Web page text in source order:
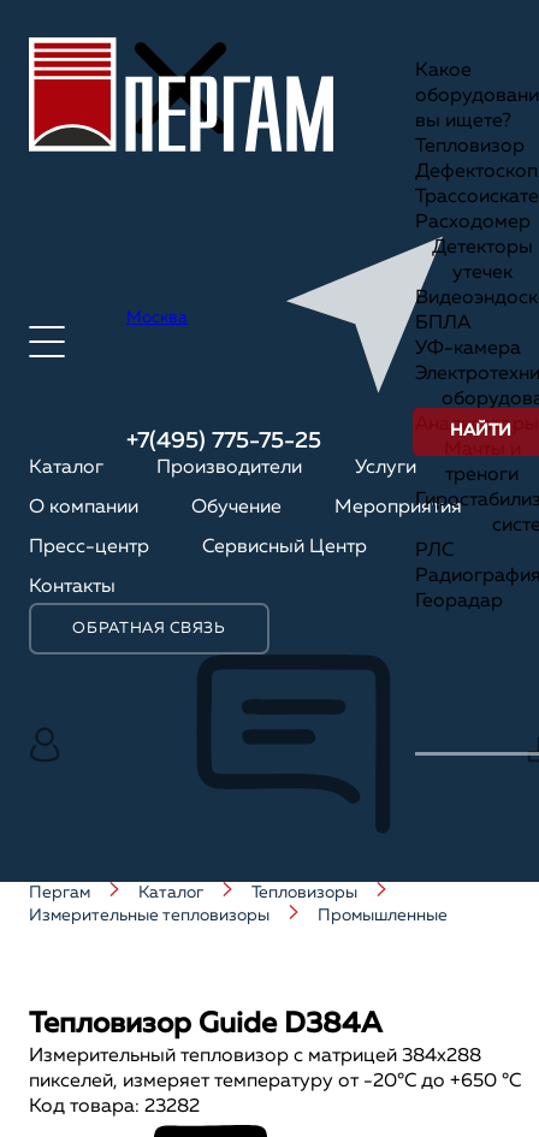
Москва
+7(495) 775-75-25
Каталог Производители Услуги
О компании Обучение Мероприятия
Пресс-центр Сервисный Центр
Контакты
ОБРАТНАЯ СВЯЗЬ
Какое
вы ищете?
Тепловизор
Дефектоскоп
Расходомер
Детекторы
утечек
БПЛА
УФ-камера
Анализаторы
треноги
РЛС
Георадар
НАЙТИ
Пергам Каталог
Тепловизоры
Измерительные тепловизоры
Промышленные
Тепловизор Guide D384A
Измерительный тепловизор с матрицей 384х288
пикселей, измеряет температуру от -20°C до +650 °C
Код товара: 23282